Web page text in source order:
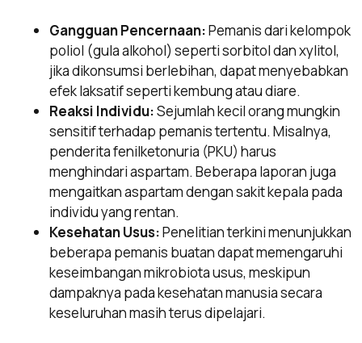
Gangguan Pencernaan:Pemanis dari kelompok
poliol (gula alkohol) seperti sorbitol dan xylitol,
jika dikonsumsi berlebihan, dapat menyebabkan
efek laksatif seperti kembung atau diare.
Reaksi Individu:Sejumlah kecil orang mungkin
sensitif terhadap pemanis tertentu. Misalnya,
penderita fenilketonuria (PKU) harus
menghindari aspartam. Beberapa laporan juga
mengaitkan aspartam dengan sakit kepala pada
individu yang rentan.
Kesehatan Usus:Penelitian terkini menunjukkan
beberapa pemanis buatan dapat memengaruhi
keseimbangan mikrobiota usus, meskipun
dampaknya pada kesehatan manusia secara
keseluruhan masih terus dipelajari.